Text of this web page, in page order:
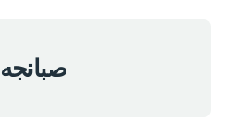
Sabanca ~ صبانجه